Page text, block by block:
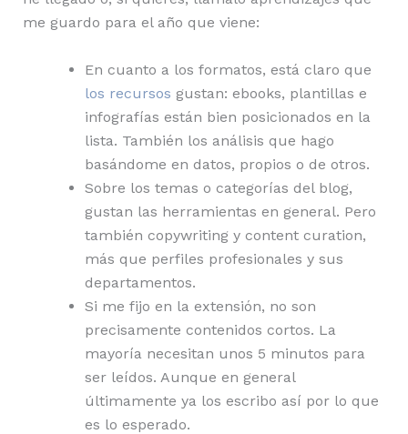
me guardo para el año que viene:
En cuanto a los formatos, está claro que
los recursos gustan: ebooks, plantillas e
infografías están bien posicionados en la
lista. También los análisis que hago
basándome en datos, propios o de otros.
Sobre los temas o categorías del blog,
gustan las herramientas en general. Pero
también copywriting y content curation,
más que perfiles profesionales y sus
departamentos.
Si me fijo en la extensión, no son
precisamente contenidos cortos. La
mayoría necesitan unos 5 minutos para
ser leídos. Aunque en general
últimamente ya los escribo así por lo que
es lo esperado.